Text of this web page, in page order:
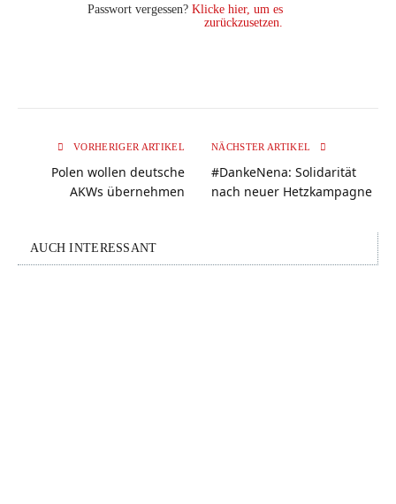
Passwort vergessen? Klicke hier, um es
zurückzusetzen.
VORHERIGER ARTIKEL
Polen wollen deutsche
AKWs übernehmen
NÄCHSTER ARTIKEL
#DankeNena: Solidarität
nach neuer Hetzkampagne
AUCH INTERESSANT